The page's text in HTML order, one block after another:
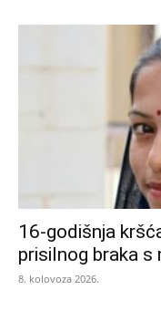
16-godišnja
prisilnog braka
8. kolovoza 2026.